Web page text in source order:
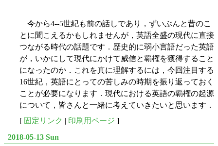
今から4--5世紀も前の話しであり，ずいぶんと昔のこ
とに聞こえるかもしれませんが，英語全盛の現代に直接
つながる時代の話題です．歴史的に弱小言語だった英語
が，いかにして現代にかけて威信と覇権を獲得すること
になったのか．これを真に理解するには，今回注目する
16世紀，英語にとっての苦しみの時期を振り返っておく
ことが必要になります．現代における英語の覇権の起源
について，皆さんと一緒に考えていきたいと思います．
[ 固定リンク | 印刷用ページ ]
2018-05-13 Sun